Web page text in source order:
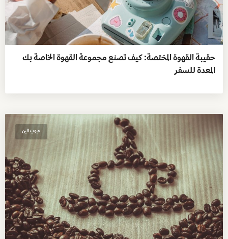
حقيبة القهوة المختصة: كيف تصنع مجموعة القهوة الخاصة بك
المعدة للسفر
حبوب البن